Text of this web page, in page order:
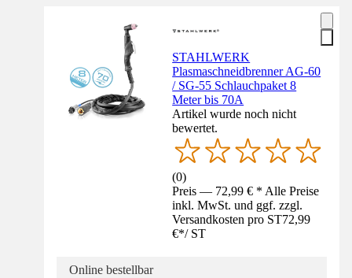
STAHLWERK
Plasmaschneidbrenner AG-60
/ SG-55 Schlauchpaket 8
Meter bis 70A
Artikel wurde noch nicht
bewertet.
(0)
Preis — 72,99 € * Alle Preise
inkl. MwSt. und ggf. zzgl.
Versandkosten pro ST72,99
€*/ ST
Online bestellbar